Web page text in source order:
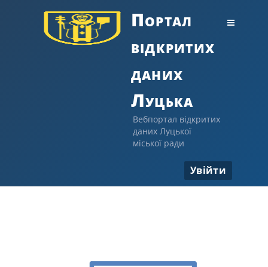
Портал
відкритих
даних
Луцька
Вебпортал відкритих
даних Луцької
міської ради
Увійти